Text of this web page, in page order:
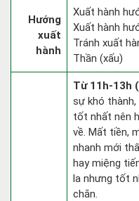
Hướng
xuất
hành
Xuất hành
Xuất hành
Tránh xuất
Thần (xấu)
Từ 11h-13h
sự khó
tốt nhất nên
về. Mất tiền,
nhanh mới
hay miệng
la nhưng tốt
chắn.